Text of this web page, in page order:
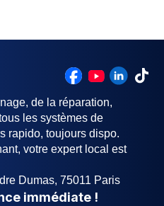
de la réparation,
les systèmes de
rapido, toujours dispo.
votre expert local est
Dumas, 75011 Paris
immédiate !